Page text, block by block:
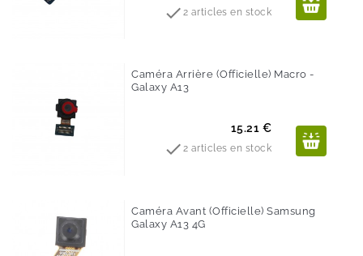
 2 articles en stock
Caméra Arrière (Officielle) Macro -
Galaxy A13
Prix
15.21 €
 2 articles en stock
Caméra Avant (Officielle) Samsung
Galaxy A13 4G